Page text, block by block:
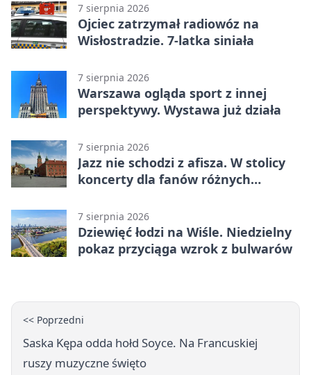
7 sierpnia 2026
Ojciec zatrzymał radiowóz na
Wisłostradzie. 7-latka siniała
7 sierpnia 2026
Warszawa ogląda sport z innej
perspektywy. Wystawa już działa
7 sierpnia 2026
Jazz nie schodzi z afisza. W stolicy
koncerty dla fanów różnych
7 sierpnia 2026
Dziewięć łodzi na Wiśle. Niedzielny
pokaz przyciąga wzrok z bulwarów
<< Poprzedni
Saska Kępa odda hołd Soyce. Na Francuskiej
ruszy muzyczne święto